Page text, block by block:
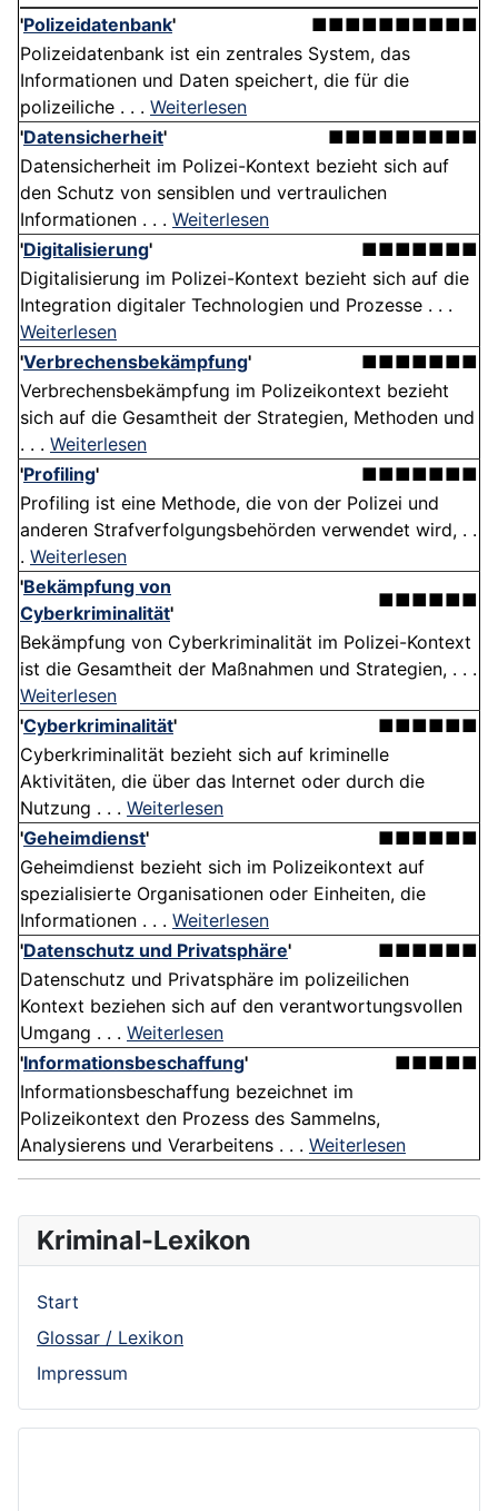
'Polizeidatenbank'
■■■■■■■■■■
Polizeidatenbank ist ein zentrales System, das
Informationen und Daten speichert, die für die
polizeiliche . . . Weiterlesen
'Datensicherheit'
■■■■■■■■■
Datensicherheit im Polizei-Kontext bezieht sich auf
den Schutz von sensiblen und vertraulichen
Informationen . . . Weiterlesen
'Digitalisierung'
■■■■■■■
Digitalisierung im Polizei-Kontext bezieht sich auf die
Integration digitaler Technologien und Prozesse . . .
Weiterlesen
'Verbrechensbekämpfung'
■■■■■■■
Verbrechensbekämpfung im Polizeikontext bezieht
sich auf die Gesamtheit der Strategien, Methoden und
. . . Weiterlesen
'Profiling'
■■■■■■■
Profiling ist eine Methode, die von der Polizei und
anderen Strafverfolgungsbehörden verwendet wird, . .
. Weiterlesen
'Bekämpfung von
Cyberkriminalität'
■■■■■■
Bekämpfung von Cyberkriminalität im Polizei-Kontext
ist die Gesamtheit der Maßnahmen und Strategien, . . .
Weiterlesen
'Cyberkriminalität'
■■■■■■
Cyberkriminalität bezieht sich auf kriminelle
Aktivitäten, die über das Internet oder durch die
Nutzung . . . Weiterlesen
'Geheimdienst'
■■■■■■
Geheimdienst bezieht sich im Polizeikontext auf
spezialisierte Organisationen oder Einheiten, die
Informationen . . . Weiterlesen
'Datenschutz und Privatsphäre'
■■■■■■
Datenschutz und Privatsphäre im polizeilichen
Kontext beziehen sich auf den verantwortungsvollen
Umgang . . . Weiterlesen
'Informationsbeschaffung'
■■■■■
Informationsbeschaffung bezeichnet im
Polizeikontext den Prozess des Sammelns,
Analysierens und Verarbeitens . . . Weiterlesen
Kriminal-Lexikon
Start
Glossar / Lexikon
Impressum